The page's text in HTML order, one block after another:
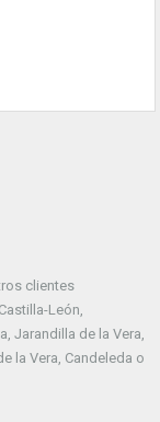
clientes
León,
Jarandilla de la Vera,
la Vera, Candeleda o